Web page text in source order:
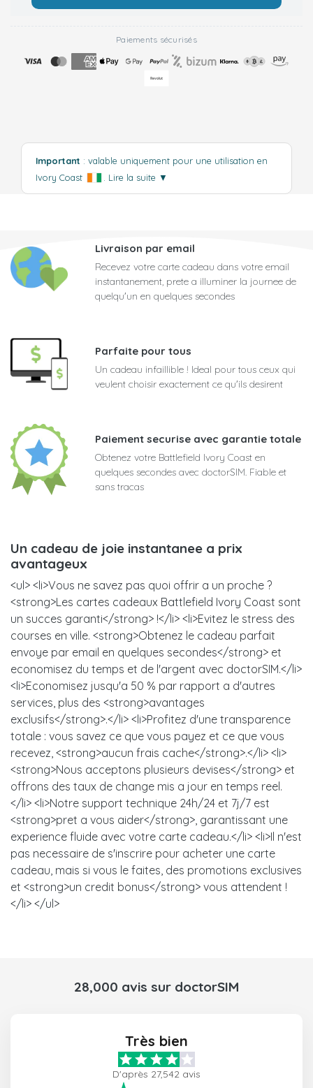
Paiements sécurisés
Important : valable uniquement pour une utilisation en
Ivory Coast
Lire la suite ▼
Livraison par email
Recevez votre carte cadeau dans votre email
instantanement, prete a illuminer la journee de
quelqu'un en quelques secondes
Parfaite pour tous
Un cadeau infaillible ! Ideal pour tous ceux qui
veulent choisir exactement ce qu'ils desirent
Paiement securise avec garantie totale
Obtenez votre Battlefield Ivory Coast en
quelques secondes avec doctorSIM. Fiable et
sans tracas
Un cadeau de joie instantanee a prix
avantageux
<ul> <li>Vous ne savez pas quoi offrir a un proche ?
<strong>Les cartes cadeaux Battlefield Ivory Coast sont
un succes garanti</strong> !</li> <li>Evitez le stress des
courses en ville. <strong>Obtenez le cadeau parfait
envoye par email en quelques secondes</strong> et
economisez du temps et de l'argent avec doctorSIM.</li>
<li>Economisez jusqu'a 50 % par rapport a d'autres
services, plus des <strong>avantages
exclusifs</strong>.</li> <li>Profitez d'une transparence
totale : vous savez ce que vous payez et ce que vous
recevez, <strong>aucun frais cache</strong>.</li> <li>
<strong>Nous acceptons plusieurs devises</strong> et
offrons des taux de change mis a jour en temps reel.
</li> <li>Notre support technique 24h/24 et 7j/7 est
<strong>pret a vous aider</strong>, garantissant une
experience fluide avec votre carte cadeau.</li> <li>Il n'est
pas necessaire de s'inscrire pour acheter une carte
cadeau, mais si vous le faites, des promotions exclusives
et <strong>un credit bonus</strong> vous attendent !
</li> </ul>
28,000 avis sur doctorSIM
Très bien
D'après 27,542 avis